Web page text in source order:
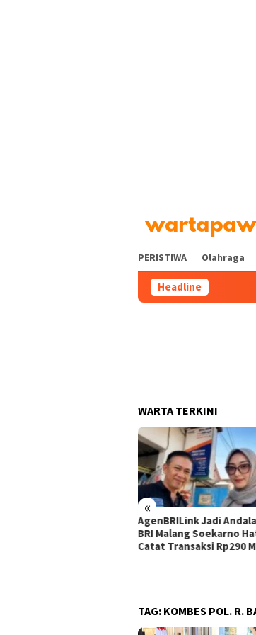
PERISTIWA Olahraga
Headline
WARTA TERKINI
«
AgenBRILink Jadi
BRI Malang Soekarno
Catat Transaksi Rp290
TAG: KOMBES POL. R.